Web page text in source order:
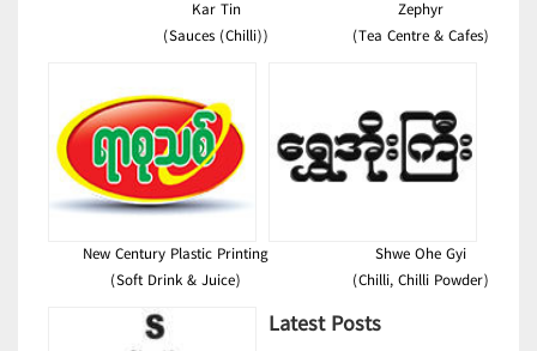
Kar Tin
(Sauces (Chilli))
Zephyr
(Tea Centre & Cafes)
New Century Plastic Printing
(Soft Drink & Juice)
Shwe Ohe Gyi
(Chilli, Chilli Powder)
Latest Posts